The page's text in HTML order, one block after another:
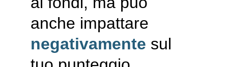
anche impattare
negativamente sul